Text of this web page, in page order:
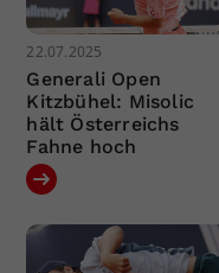
22.07.2025
Generali Open
Kitzbühel: Misolic
hält Österreichs
Fahne hoch